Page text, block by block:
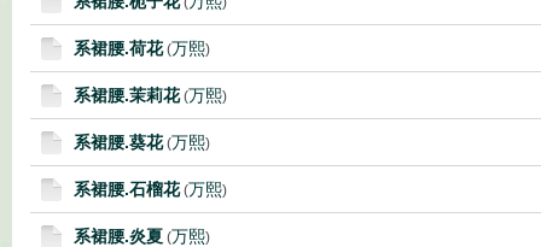
系裙腰.荷花(万熙)
系裙腰.茉莉花(万熙)
系裙腰.葵花(万熙)
系裙腰.石榴花(万熙)
系裙腰.炎夏 (万熙)